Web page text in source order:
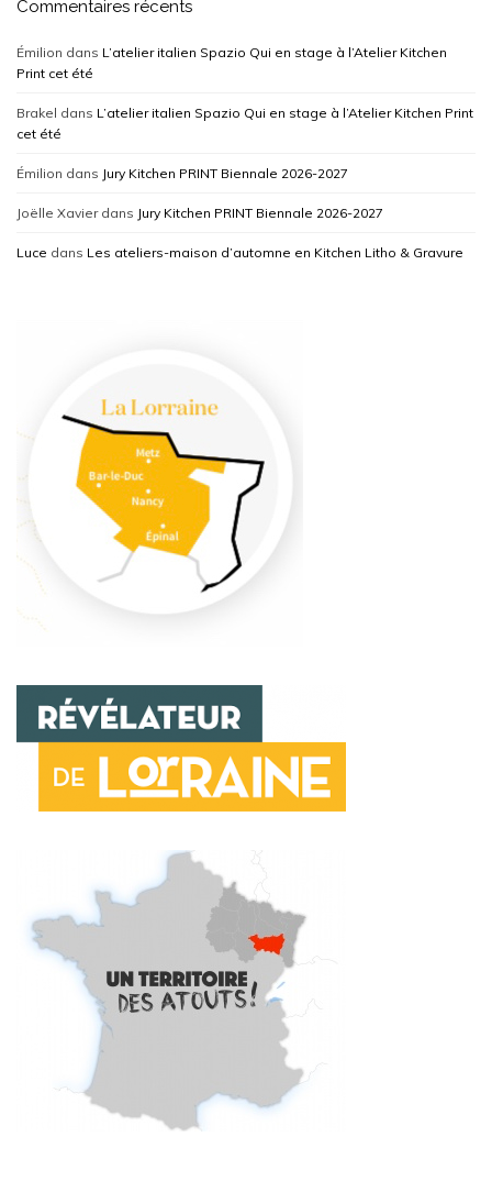
Commentaires récents
Émilion dans L’atelier italien Spazio Qui en stage à l’Atelier Kitchen
Print cet été
Brakel dans L’atelier italien Spazio Qui en stage à l’Atelier Kitchen Print
cet été
Émilion dans Jury Kitchen PRINT Biennale 2026-2027
Joëlle Xavierdans Jury Kitchen PRINT Biennale 2026-2027
Luce dans Les ateliers-maison d’automne en Kitchen Litho & Gravure